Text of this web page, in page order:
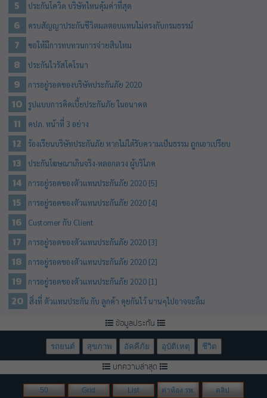
ประกันโควิด บริษัทไหนคุ้มค่าที่สุด
ครบสัญญาประกันชีวิตผลตอบแทนไม่ตรงกับกรมธรรม์
ขอให้มีการทบทวนการจ่ายสินไหม
ประกันไวรัสโคโรนา
การอยู่รอดของบริษัทประกันภัย 2020
รูปแบบการคิดเบี้ยประกันภัย ในอนาคต
คปภ. หน้าที่ 3 อย่าง
ร้องเรียนบริษัทประกันภัย หากไม่ได้รับความเป็นธรรม ถูกเอาเปรียบ
ประกันโฆษณาเกินจริง-หลอกลวง ผู้บริโภค
การอยู่รอดของตัวแทนประกันภัย 2020 [5]
การอยู่รอดของตัวแทนประกันภัย 2020 [4]
Customer กับ Client
การอยู่รอดของตัวแทนประกันภัย 2020 [3]
การอยู่รอดของตัวแทนประกันภัย 2020 [2]
การอยู่รอดของตัวแทนประกันภัย 2020 [1]
สิ่งที่ ตัวแทนประกัน กับ ลูกค้า คุยกันไว้ นานๆไปอาจจะลืม
ข้อมูลประกัน
รถยนต์ สุขภาพ อัคคีภัย อุบัติเหตุ ชีวิต
บทความล่าสุด
50 Grid List ค่าห้อง รพ. คลิป